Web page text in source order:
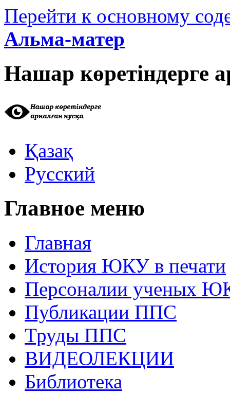
Перейти к основному
Альма-матер
Нашар көретіндерге
Қазақ
Русский
Главное меню
Главная
История ЮКУ в печати
Персоналии ученых
Публикации ППС
Труды ППС
ВИДЕОЛЕКЦИИ
Библиотека